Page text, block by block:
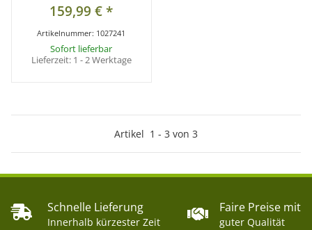
159,99 €*
Artikelnummer: 1027241
Sofort lieferbar
Lieferzeit: 1 - 2 Werktage
Artikel 1 - 3 von 3
Schnelle Lieferung
Innerhalb kürzester Zeit
Faire Preise mit
guter Qualität